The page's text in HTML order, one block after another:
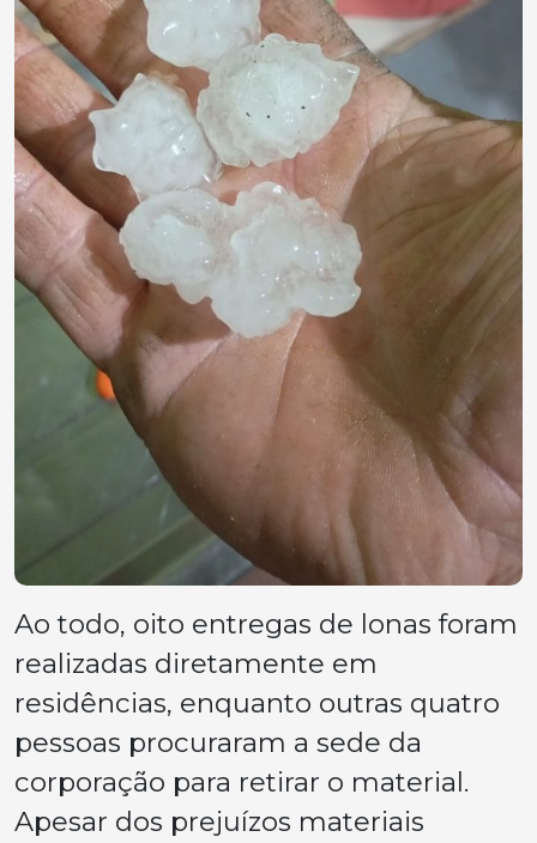
Ao todo, oito entregas de lonas foram
realizadas diretamente em
residências, enquanto outras quatro
pessoas procuraram a sede da
corporação para retirar o material.
Apesar dos prejuízos materiais